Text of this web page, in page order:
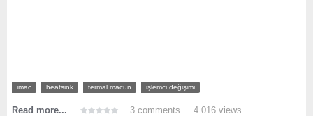
imac heatsink termal macun işlemci değişimi
Read more... 3 comments 4.016 views